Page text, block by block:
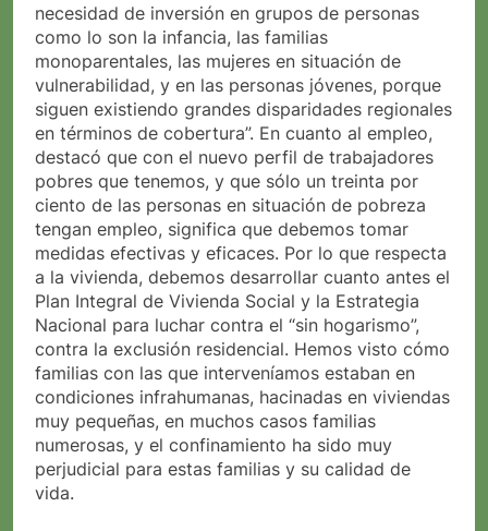
necesidad de inversión en grupos de personas
como lo son la infancia, las familias
monoparentales, las mujeres en situación de
vulnerabilidad, y en las personas jóvenes, porque
siguen existiendo grandes disparidades regionales
en términos de cobertura”. En cuanto al empleo,
destacó que con el nuevo perfil de trabajadores
pobres que tenemos, y que sólo un treinta por
ciento de las personas en situación de pobreza
tengan empleo, significa que debemos tomar
medidas efectivas y eficaces. Por lo que respecta
a la vivienda, debemos desarrollar cuanto antes el
Plan Integral de Vivienda Social y la Estrategia
Nacional para luchar contra el “sin hogarismo”,
contra la exclusión residencial. Hemos visto cómo
familias con las que interveníamos estaban en
condiciones infrahumanas, hacinadas en viviendas
muy pequeñas, en muchos casos familias
numerosas, y el confinamiento ha sido muy
perjudicial para estas familias y su calidad de
vida.